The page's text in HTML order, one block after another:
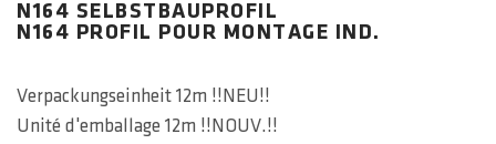
N164 SELBSTBAUPROFIL
N164 PROFIL POUR MONTAGE IND.
Verpackungseinheit 12m !!NEU!!
Unité d'emballage 12m !!NOUV.!!